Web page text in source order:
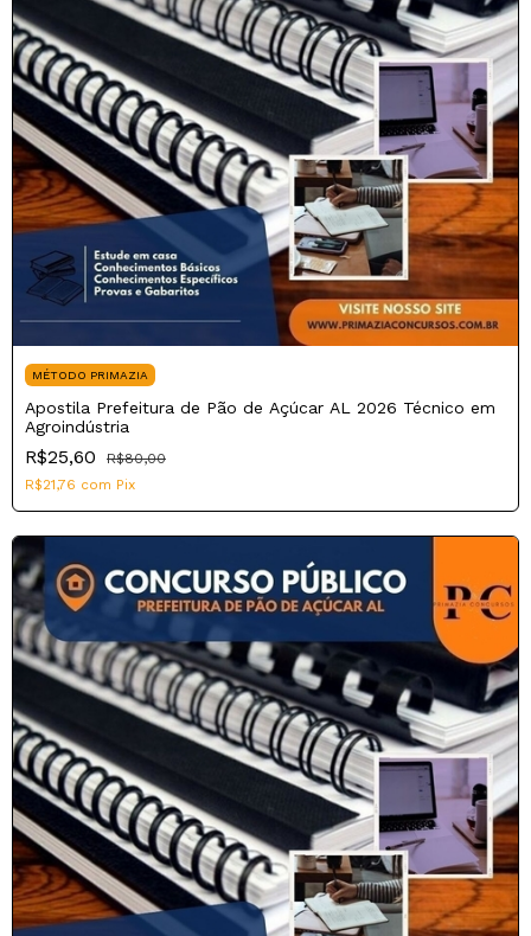
MÉTODO PRIMAZIA
Apostila Prefeitura de Pão de Açúcar AL 2026 Técnico em
Agroindústria
R$25,60
R$80,00
R$21,76 com Pix